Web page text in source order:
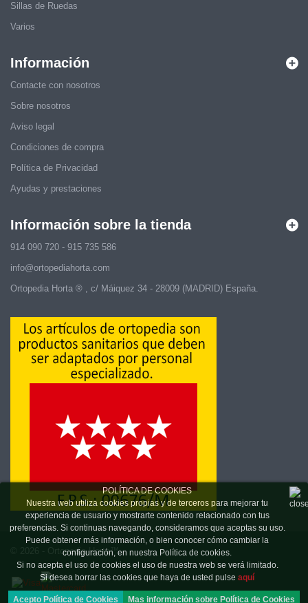
POLÍTICA DE COOKIES
Nuestra web utiliza cookies propias y de terceros para mejorar tu
experiencia de usuario y mostrarte contenido relacionado con tus
preferencias. Si continuas navegando, consideramos que aceptas su uso.
Puede obtener más información, o bien conocer cómo cambiar la
configuración, en nuestra Política de cookies.
Si no acepta el uso de cookies el uso de nuestra web se verá limitado.
Si desea borrar las cookies que haya de usted pulse aquí
Acepto Política de Cookies Mas información sobre Política de Cookies
Sillas de Ruedas
Varios
Información
Contacte con nosotros
Sobre nosotros
Aviso legal
Condiciones de compra
Política de Privacidad
Ayudas y prestaciones
Información sobre la tienda
914 090 720 - 915 735 586
info@ortopediahorta.com
Ortopedia Horta ® , c/ Máiquez 34 - 28009 (MADRID) España.
© 2026 - Ortopedia Horta™